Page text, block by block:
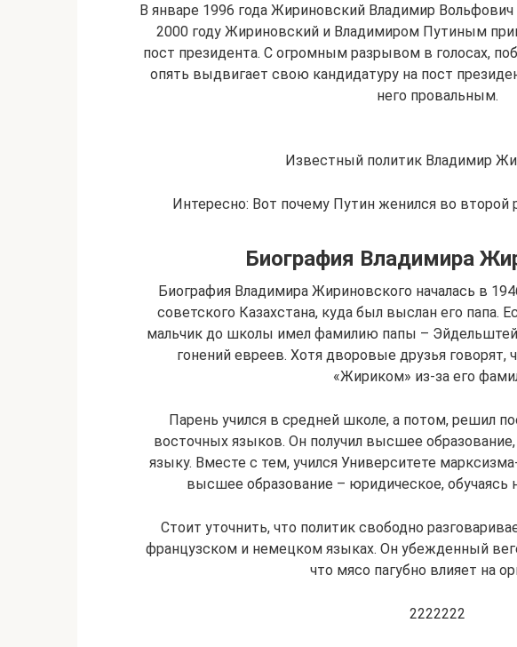
В январе 1996 года Жириновский Владимир
2000 году Жириновский и Владимиром Путиным
пост президента. С огромным разрывом в голосах,
опять выдвигает свою кандидатуру на пост
него провальным.
Известный политик Владимир
Интересно: Вот почему Путин женился во второй
Биография Владимира
Биография Владимира Жириновского началась в
советского Казахстана, куда был выслан его папа.
мальчик до школы имел фамилию папы –
гонений евреев. Хотя дворовые друзья говорят,
«Жириком» из-за его
Парень учился в средней школе, а потом, решил
восточных языков. Он получил высшее
языку. Вместе с тем, учился Университете
высшее образование – юридическое, обучаясь
Стоит уточнить, что политик свободно
французском и немецком языках. Он убежденный
что мясо пагубно влияет на
2222222